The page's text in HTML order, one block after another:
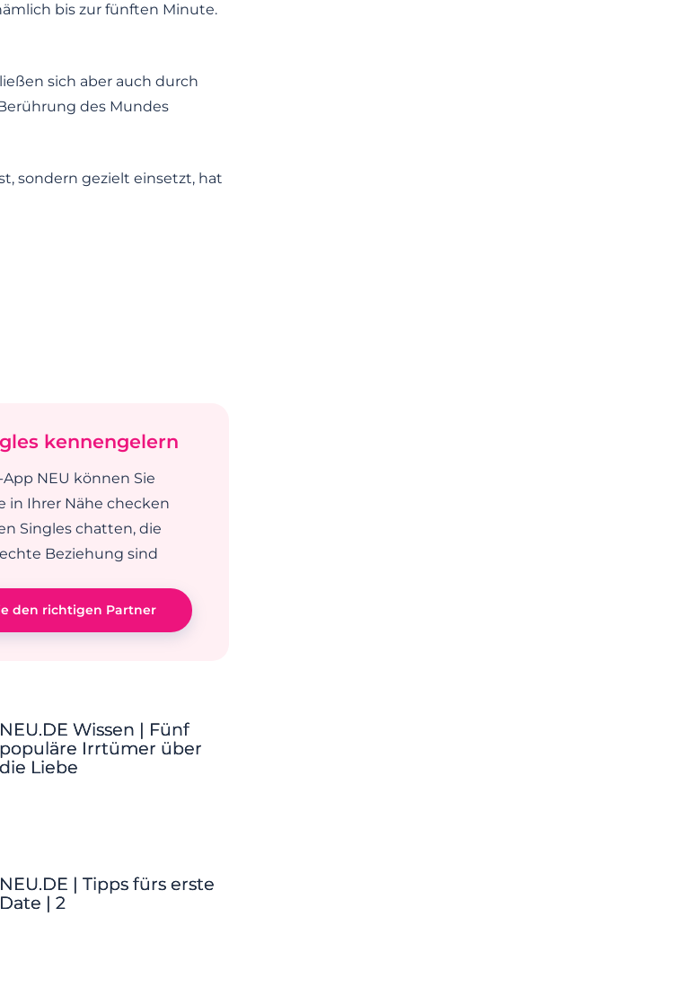
bis zur fünften Minute.
sich aber auch durch
des Mundes
sondern gezielt einsetzt, hat
kennengelern
NEU können Sie
in Ihrer Nähe checken
Singles chatten, die
Beziehung sind
den richtigen Partner
NEU.DE Wissen | Fünf
populäre Irrtümer über
die Liebe
NEU.DE | Tipps fürs erste
Date | 2